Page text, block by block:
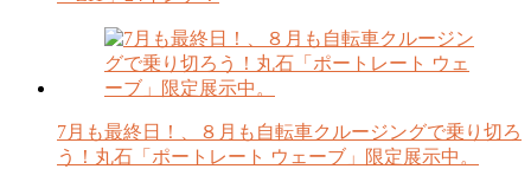
7月も最終日！、８月も自転車クルージングで乗り切ろ
う！丸石「ポートレート ウェーブ」限定展示中。